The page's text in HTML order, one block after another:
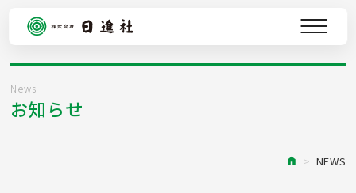
サービス
日進社の強み
News
お知らせ
NEWS